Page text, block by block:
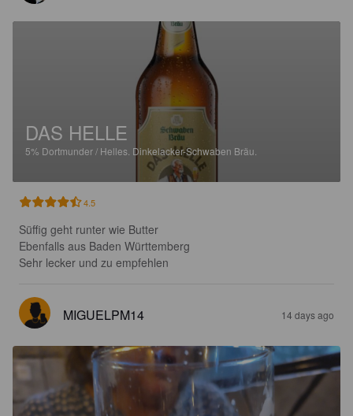
DAS HELLE
5% Dortmunder / Helles. Dinkelacker-Schwaben Bräu.
4.5
Süffig geht runter wie Butter
Ebenfalls aus Baden Württemberg
Sehr lecker und zu empfehlen
MIGUELPM14 14 days ago